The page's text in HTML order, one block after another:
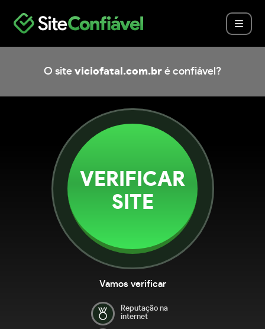
O site viciofatal.com.br é confiável?
VERIFICAR
SITE
Vamos verificar
Reputação na
internet